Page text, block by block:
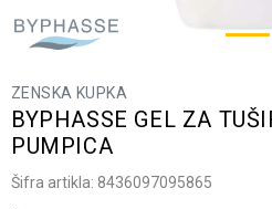
ZENSKA KUPKA
BYPHASSE GEL ZA
PUMPICA
Šifra artikla: 8436097095865